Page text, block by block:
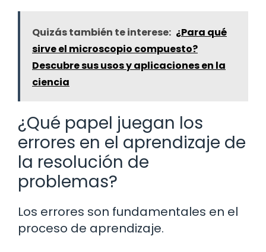
Quizás también te interese: ¿Para qué
sirve el microscopio compuesto?
Descubre sus usos y aplicaciones en la
ciencia
¿Qué papel juegan los
errores en el aprendizaje de
la resolución de
problemas?
Los errores son fundamentales en el
proceso de aprendizaje.